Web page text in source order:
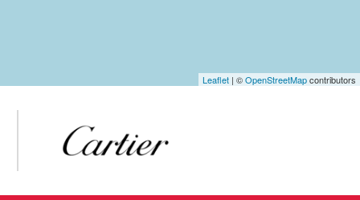
Leaflet | ©OpenStreetMapcontributors